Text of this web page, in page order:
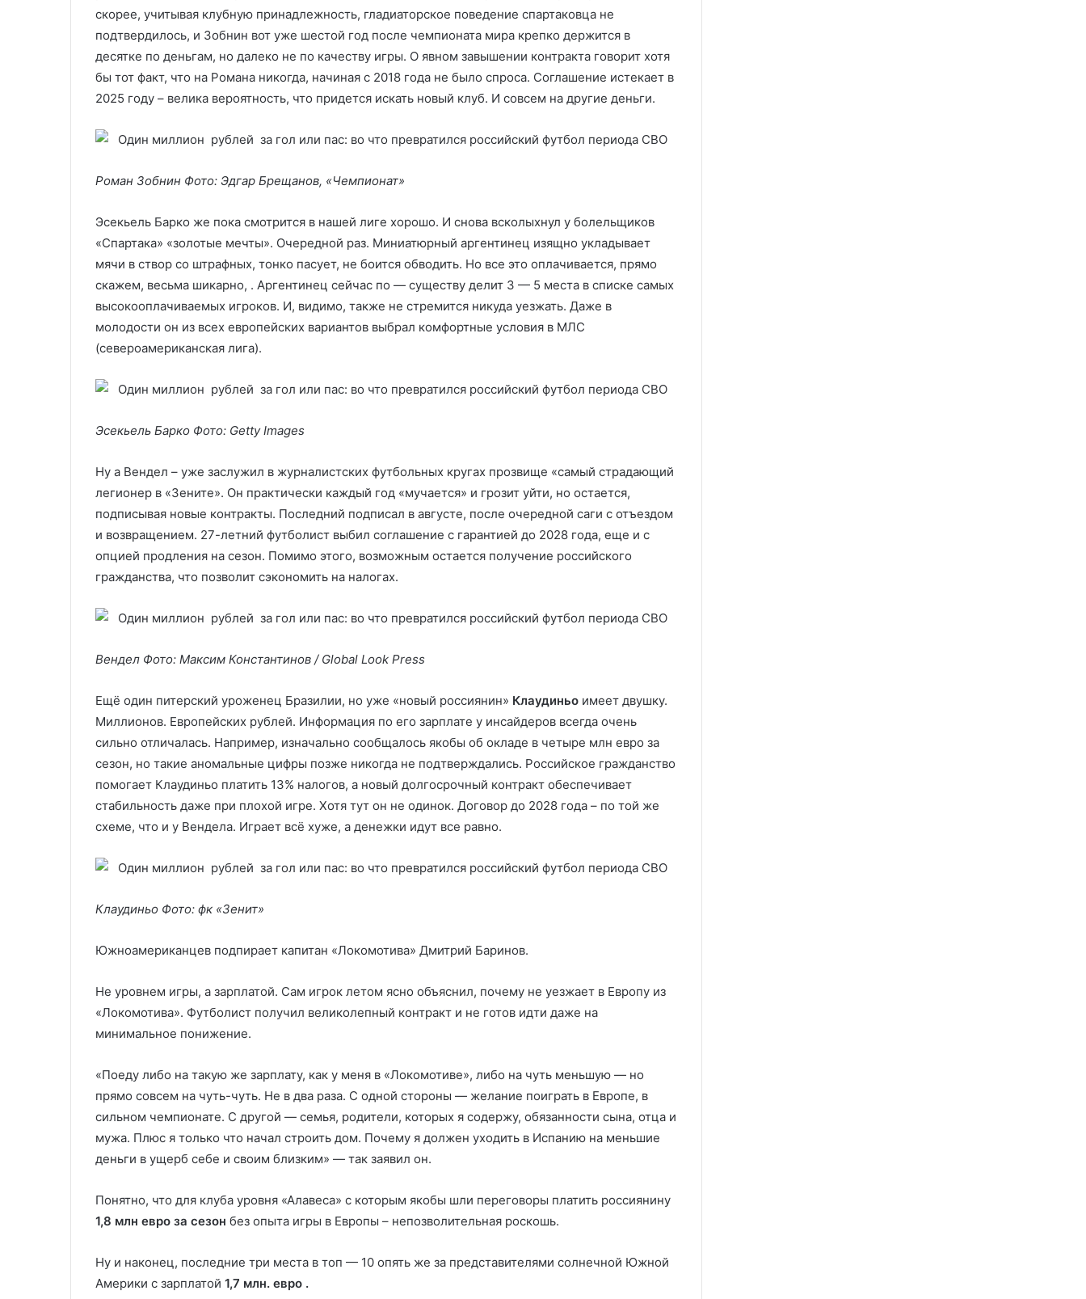
скорее, учитывая клубную принадлежность, гладиаторское поведение спартаковца не
подтвердилось, и Зобнин вот уже шестой год после чемпионата мира крепко держится в
десятке по деньгам, но далеко не по качеству игры. О явном завышении контракта говорит хотя
бы тот факт, что на Романа никогда, начиная с 2018 года не было спроса. Соглашение истекает в
2025 году – велика вероятность, что придется искать новый клуб. И совсем на другие деньги.
Роман Зобнин Фото: Эдгар Брещанов, «Чемпионат»
Эсекьель Барко же пока смотрится в нашей лиге хорошо. И снова всколыхнул у болельщиков
«Спартака» «золотые мечты». Очередной раз. Миниатюрный аргентинец изящно укладывает
мячи в створ со штрафных, тонко пасует, не боится обводить. Но все это оплачивается, прямо
скажем, весьма шикарно, . Аргентинец сейчас по — существу делит 3 — 5 места в списке самых
высокооплачиваемых игроков. И, видимо, также не стремится никуда уезжать. Даже в
молодости он из всех европейских вариантов выбрал комфортные условия в МЛС
(североамериканская лига).
Эсекьель Барко Фото: Getty Images
Ну а Вендел – уже заслужил в журналистских футбольных кругах прозвище «самый страдающий
легионер в «Зените». Он практически каждый год «мучается» и грозит уйти, но остается,
подписывая новые контракты. Последний подписал в августе, после очередной саги с отъездом
и возвращением. 27-летний футболист выбил соглашение с гарантией до 2028 года, еще и с
опцией продления на сезон. Помимо этого, возможным остается получение российского
гражданства, что позволит сэкономить на налогах.
Вендел Фото: Максим Константинов / Global Look Press
Ещё один питерский уроженец Бразилии, но уже «новый россиянин» Клаудиньо имеет двушку.
Миллионов. Европейских рублей. Информация по его зарплате у инсайдеров всегда очень
сильно отличалась. Например, изначально сообщалось якобы об окладе в четыре млн евро за
сезон, но такие аномальные цифры позже никогда не подтверждались. Российское гражданство
помогает Клаудиньо платить 13% налогов, а новый долгосрочный контракт обеспечивает
стабильность даже при плохой игре. Хотя тут он не одинок. Договор до 2028 года – по той же
схеме, что и у Вендела. Играет всё хуже, а денежки идут все равно.
Клаудиньо Фото: фк «Зенит»
Южноамериканцев подпирает капитан «Локомотива» Дмитрий Баринов.
Не уровнем игры, а зарплатой. Сам игрок летом ясно объяснил, почему не уезжает в Европу из
«Локомотива». Футболист получил великолепный контракт и не готов идти даже на
минимальное понижение.
«Поеду либо на такую же зарплату, как у меня в «Локомотиве», либо на чуть меньшую — но
прямо совсем на чуть-чуть. Не в два раза. С одной стороны — желание поиграть в Европе, в
сильном чемпионате. С другой — семья, родители, которых я содержу, обязанности сына, отца и
мужа. Плюс я только что начал строить дом. Почему я должен уходить в Испанию на меньшие
деньги в ущерб себе и своим близким» — так заявил он.
Понятно, что для клуба уровня «Алавеса» с которым якобы шли переговоры платить россиянину
1,8 млн евро за сезон без опыта игры в Европы – непозволительная роскошь.
Ну и наконец, последние три места в топ — 10 опять же за представителями солнечной Южной
Америки с зарплатой 1,7 млн. евро .